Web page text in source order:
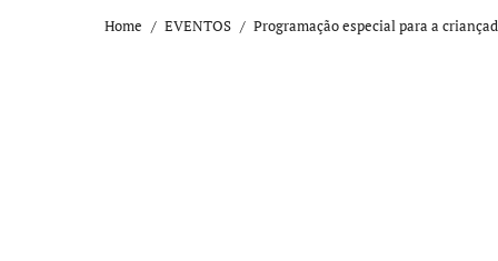
Home EVENTOS Programação especial para a